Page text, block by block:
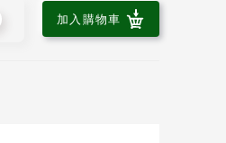
加入購物車